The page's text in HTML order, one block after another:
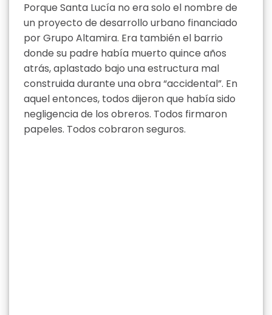
Porque Santa Lucía no era solo el nombre de
un proyecto de desarrollo urbano financiado
por Grupo Altamira. Era también el barrio
donde su padre había muerto quince años
atrás, aplastado bajo una estructura mal
construida durante una obra “accidental”. En
aquel entonces, todos dijeron que había sido
negligencia de los obreros. Todos firmaron
papeles. Todos cobraron seguros.